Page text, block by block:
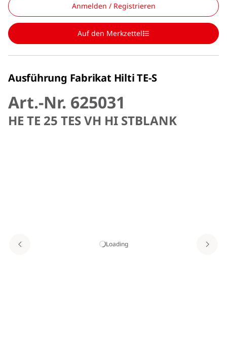
Anmelden / Registrieren
Auf den Merkzettel
Ausführung Fabrikat Hilti TE-S
Art.-Nr. 625031
HE TE 25 TES VH HI STBLANK
Loading